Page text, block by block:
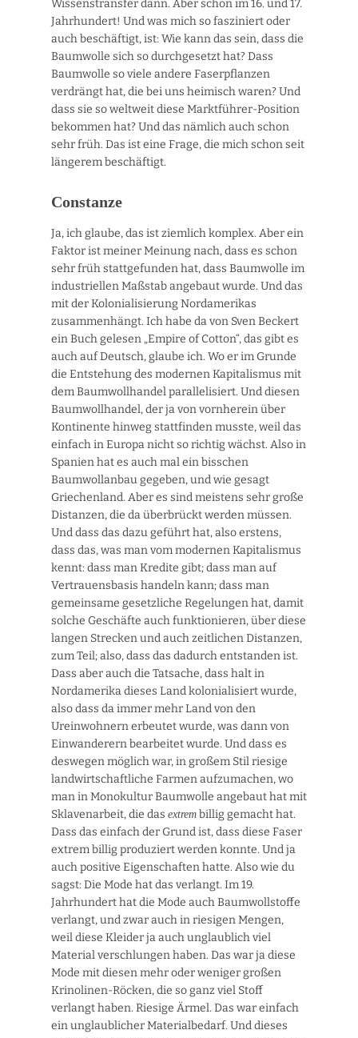
Wissenstransfer dann. Aber schon im 16. und 17.
Jahrhundert! Und was mich so fasziniert oder
auch beschäftigt, ist: Wie kann das sein, dass die
Baumwolle sich so durchgesetzt hat? Dass
Baumwolle so viele andere Faserpflanzen
verdrängt hat, die bei uns heimisch waren? Und
dass sie so weltweit diese Marktführer-Position
bekommen hat? Und das nämlich auch schon
sehr früh. Das ist eine Frage, die mich schon seit
längerem beschäftigt.
Constanze
Ja, ich glaube, das ist ziemlich komplex. Aber ein
Faktor ist meiner Meinung nach, dass es schon
sehr früh stattgefunden hat, dass Baumwolle im
industriellen Maßstab angebaut wurde. Und das
mit der Kolonialisierung Nordamerikas
zusammenhängt. Ich habe da von Sven Beckert
ein Buch gelesen „Empire of Cotton“, das gibt es
auch auf Deutsch, glaube ich. Wo er im Grunde
die Entstehung des modernen Kapitalismus mit
dem Baumwollhandel parallelisiert. Und diesen
Baumwollhandel, der ja von vornherein über
Kontinente hinweg stattfinden musste, weil das
einfach in Europa nicht so richtig wächst. Also in
Spanien hat es auch mal ein bisschen
Baumwollanbau gegeben, und wie gesagt
Griechenland. Aber es sind meistens sehr große
Distanzen, die da überbrückt werden müssen.
Und dass das dazu geführt hat, also erstens,
dass das, was man vom modernen Kapitalismus
kennt: dass man Kredite gibt; dass man auf
Vertrauensbasis handeln kann; dass man
gemeinsame gesetzliche Regelungen hat, damit
solche Geschäfte auch funktionieren, über diese
langen Strecken und auch zeitlichen Distanzen,
zum Teil; also, dass das dadurch entstanden ist.
Dass aber auch die Tatsache, dass halt in
Nordamerika dieses Land kolonialisiert wurde,
also dass da immer mehr Land von den
Ureinwohnern erbeutet wurde, was dann von
Einwanderern bearbeitet wurde. Und dass es
deswegen möglich war, in großem Stil riesige
landwirtschaftliche Farmen aufzumachen, wo
man in Monokultur Baumwolle angebaut hat mit
Sklavenarbeit, die das extrem billig gemacht hat.
Dass das einfach der Grund ist, dass diese Faser
extrem billig produziert werden konnte. Und ja
auch positive Eigenschaften hatte. Also wie du
sagst: Die Mode hat das verlangt. Im 19.
Jahrhundert hat die Mode auch Baumwollstoffe
verlangt, und zwar auch in riesigen Mengen,
weil diese Kleider ja auch unglaublich viel
Material verschlungen haben. Das war ja diese
Mode mit diesen mehr oder weniger großen
Krinolinen-Röcken, die so ganz viel Stoff
verlangt haben. Riesige Ärmel. Das war einfach
ein unglaublicher Materialbedarf. Und dieses